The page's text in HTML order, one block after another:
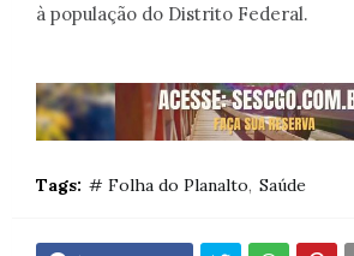
à população do Distrito Federal.
Tags: # Folha do Planalto Saúde